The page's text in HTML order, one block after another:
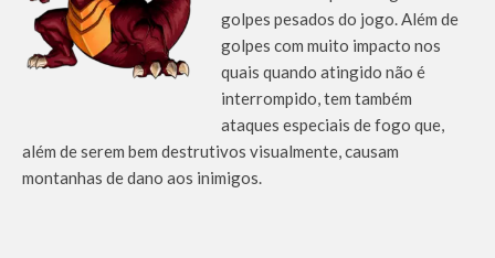
golpes pesados do jogo. Além de
golpes com muito impacto nos
quais quando atingido não é
interrompido, tem também
ataques especiais de fogo que,
além de serem bem destrutivos visualmente, causam
montanhas de dano aos inimigos.